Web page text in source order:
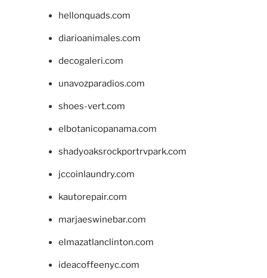
hellonquads.com
diarioanimales.com
decogaleri.com
unavozparadios.com
shoes-vert.com
elbotanicopanama.com
shadyoaksrockportrvpark.com
jccoinlaundry.com
kautorepair.com
marjaeswinebar.com
elmazatlanclinton.com
ideacoffeenyc.com